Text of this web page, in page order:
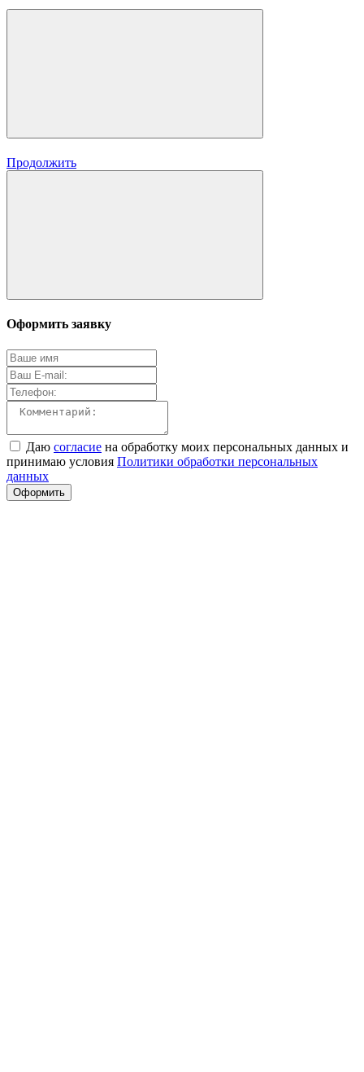
Продолжить
Оформить заявку
Даю согласие на обработку моих персональных данных и
принимаю условия Политики обработки персональных
данных
Оформить